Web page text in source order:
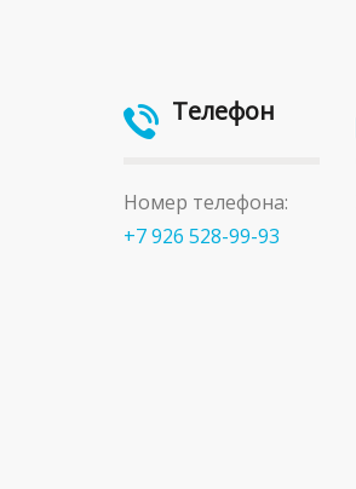
Телефон
Номер телефона:
+7 926 528-99-93